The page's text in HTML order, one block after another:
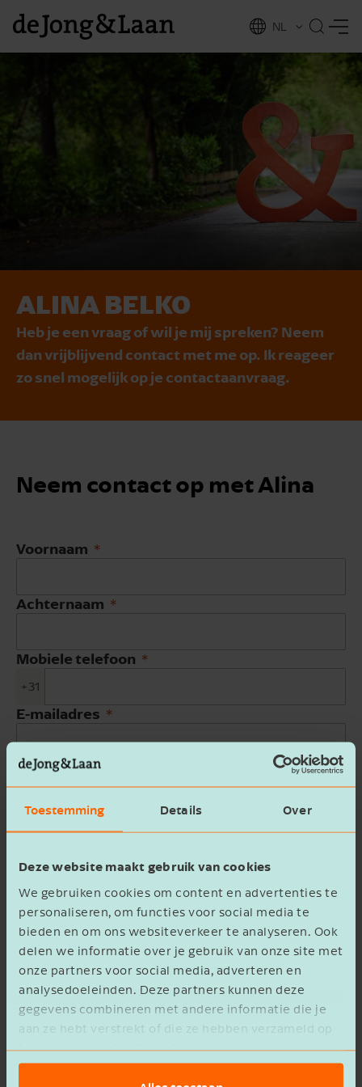
Toestemming Details Over
Deze website maakt gebruik van cookies
We gebruiken cookies om content en advertenties te
personaliseren, om functies voor social media te
bieden en om ons websiteverkeer te analyseren. Ook
delen we informatie over je gebruik van onze site met
onze partners voor social media, adverteren en
analysedoeleinden. Deze partners kunnen deze
gegevens combineren met andere informatie die je
aan ze hebt verstrekt of die ze hebben verzameld op
basis van het gebruik van hun services.
EN
NL
ALINA BELKO
Heb je een vraag of wil je mij spreken? Neem
dan vrijblijvend contact met me op. Ik reageer
zo snel mogelijk op je contactaanvraag.
Neem contact op met Alina
Voornaam
Achternaam
Mobiele telefoon
+31
E-mailadres
Bedrijfsnaam
Ik ga akkoord met hetprivacy statement
Verzenden